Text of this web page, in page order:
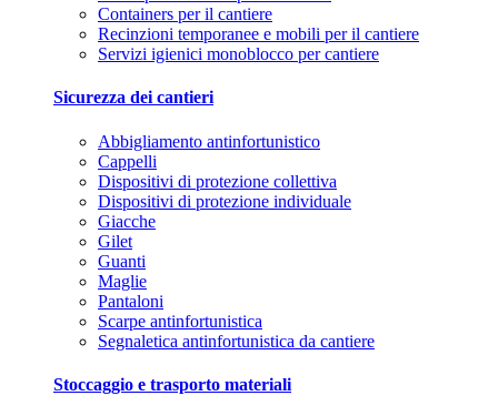
Containers per il cantiere
Recinzioni temporanee e mobili per il cantiere
Servizi igienici monoblocco per cantiere
Sicurezza dei cantieri
Abbigliamento antinfortunistico
Cappelli
Dispositivi di protezione collettiva
Dispositivi di protezione individuale
Giacche
Gilet
Guanti
Maglie
Pantaloni
Scarpe antinfortunistica
Segnaletica antinfortunistica da cantiere
Stoccaggio e trasporto materiali